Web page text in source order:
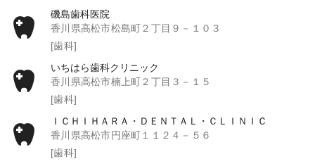
磯島歯科医院
香川県高松市松島町２丁目９－１０３
[歯科]
いちはら歯科クリニック
香川県高松市楠上町２丁目３－１５
[歯科]
ＩＣＨＩＨＡＲＡ・ＤＥＮＴＡＬ・ＣＬＩＮＩＣ
香川県高松市円座町１１２４－５６
[歯科]